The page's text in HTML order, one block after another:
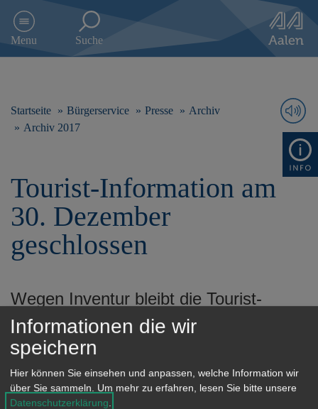
e
h
n
Menu Suche
Startseite Bürgerservice Presse
Archiv
Archiv 2017
Tourist-Information am
30. Dezember
geschlossen
Wegen Inventur bleibt die Tourist-
Information amSamstag, 30.
Dezember 2017 geschlossen
Urweltmuseum im selben Haus hat an
diesem Tag von 12 bis 17 Uhr geöffnet.
Informationen die wir
speichern
Hier können Sie einsehen und anpassen, welche Information wir
über Sie sammeln.
Um mehr zu erfahren, lesen Sie bitte unsere
Datenschutzerklärung